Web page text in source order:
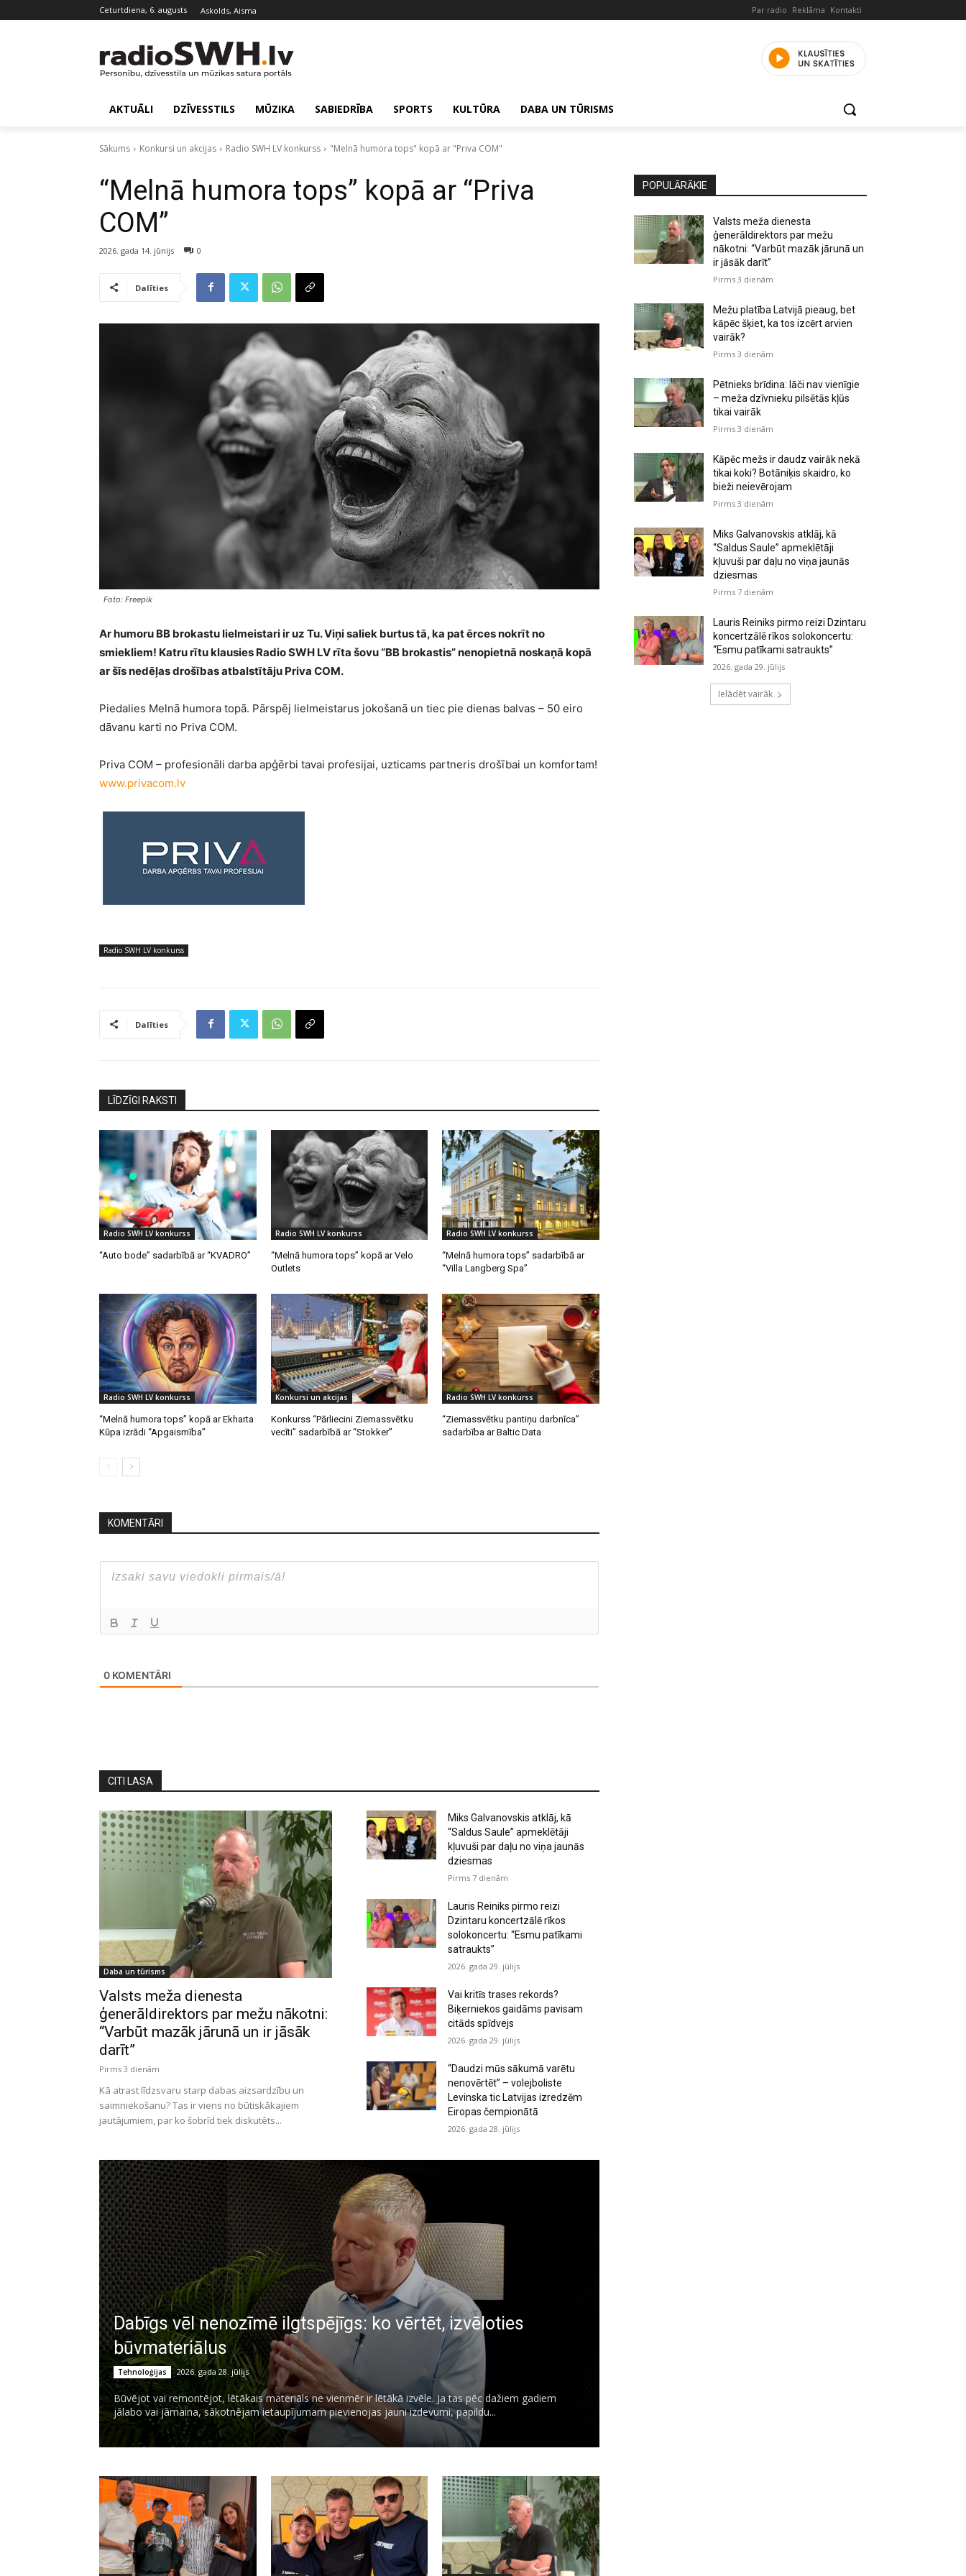
ceturtdiena, 6. augusts Askolds, Aisma Par radio Reklāma Kontakti
AKTUĀLI DZĪVESSTILS MŪZIKA SABIEDRĪBA SPORTS KULTŪRA DABA UN TŪRISMS
Sākums Konkursi un akcijas Radio SWH LV konkurss "Melnā humora tops" kopā ar "Priva COM"
“Melnā humora tops” kopā ar “Priva
COM”
2026. gada 14. jūnijs 0
Dalīties
Foto: Freepik
Ar humoru BB brokastu lielmeistari ir uz Tu. Viņi saliek burtus tā, ka pat ērces nokrīt no
smiekliem! Katru rītu klausies Radio SWH LV rīta šovu “BB brokastis” nenopietnā noskaņā kopā
ar šīs nedēļas drošības atbalstītāju Priva COM.
Piedalies Melnā humora topā. Pārspēj lielmeistarus jokošanā un tiec pie dienas balvas – 50 eiro
dāvanu karti no Priva COM.
Priva COM – profesionāli darba apģērbi tavai profesijai, uzticams partneris drošībai un komfortam!
www.privacom.lv
Radio SWH LV konkurss
Dalīties
LĪDZĪGI RAKSTI
Radio SWH LV konkurss
“Auto bode” sadarbībā ar “KVADRO”
Radio SWH LV konkurss
“Melnā humora tops” kopā ar Velo
Outlets
Radio SWH LV konkurss
“Melnā humora tops” sadarbībā ar
“Villa Langberg Spa”
Radio SWH LV konkurss
“Melnā humora tops” kopā ar Ekharta
Kūpa izrādi “Apgaismība”
Konkursi un akcijas
Konkurss “Pārliecini Ziemassvētku
vecīti” sadarbībā ar “Stokker”
Radio SWH LV konkurss
“Ziemassvētku pantiņu darbnīca”
sadarbība ar Baltic Data
KOMENTĀRI
0 KOMENTĀRI
CITI LASA
Daba un tūrisms
Valsts meža dienesta
ģenerāldirektors par mežu nākotni:
“Varbūt mazāk jārunā un ir jāsāk
darīt”
Pirms 3 dienām
Kā atrast līdzsvaru starp dabas aizsardzību un
saimniekošanu? Tas ir viens no būtiskākajiem
jautājumiem, par ko šobrīd tiek diskutēts...
Miks Galvanovskis atklāj, kā
“Saldus Saule” apmeklētāji
kļuvuši par daļu no viņa jaunās
dziesmas
Pirms 7 dienām
Lauris Reiniks pirmo reizi
Dzintaru koncertzālē rīkos
solokoncertu: “Esmu patīkami
satraukts”
2026. gada 29. jūlijs
Vai kritīs trases rekords?
Biķerniekos gaidāms pavisam
citāds spīdvejs
2026. gada 29. jūlijs
“Daudzi mūs sākumā varētu
nenovērtēt” – volejboliste
Levinska tic Latvijas izredzēm
Eiropas čempionātā
2026. gada 28. jūlijs
Dabīgs vēl nenozīmē ilgtspējīgs: ko vērtēt, izvēloties
būvmateriālus
Tehnoloģijas 2026. gada 28. jūlijs
Būvējot vai remontējot, lētākais materiāls ne vienmēr ir lētākā izvēle. Ja tas pēc dažiem gadiem
jālabo vai jāmaina, sākotnējam ietaupījumam pievienojas jauni izdevumi, papildu...
POPULĀRĀKIE
Valsts meža dienesta
ģenerāldirektors par mežu
nākotni: “Varbūt mazāk jārunā un
ir jāsāk darīt”
Pirms 3 dienām
Mežu platība Latvijā pieaug, bet
kāpēc šķiet, ka tos izcērt arvien
vairāk?
Pirms 3 dienām
Pētnieks brīdina: lāči nav vienīgie
– meža dzīvnieku pilsētās kļūs
tikai vairāk
Pirms 3 dienām
Kāpēc mežs ir daudz vairāk nekā
tikai koki? Botāniķis skaidro, ko
bieži neievērojam
Pirms 3 dienām
Miks Galvanovskis atklāj, kā
“Saldus Saule” apmeklētāji
kļuvuši par daļu no viņa jaunās
dziesmas
Pirms 7 dienām
Lauris Reiniks pirmo reizi Dzintaru
koncertzālē rīkos solokoncertu:
“Esmu patīkami satraukts”
2026. gada 29. jūlijs
Ielādēt vairāk